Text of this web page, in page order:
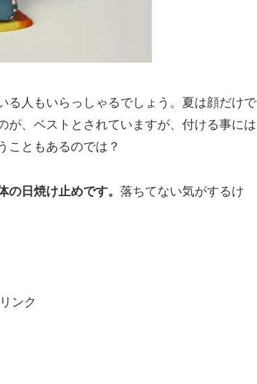
る人もいらっしゃるでしょう。夏は顔だけで
が、ベストとされていますが、付ける事には
こともあるのでは？
の日焼け止めです。 落ちてない気がするけ
ンク